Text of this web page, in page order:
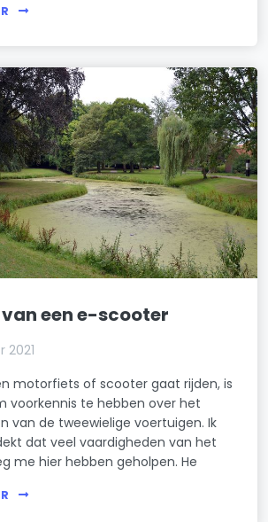
een e-scooter
2021
motorfiets of scooter gaat rijden, is
voorkennis te hebben over het
van de tweewielige voertuigen. Ik
dat veel vaardigheden van het
me hier hebben geholpen. He